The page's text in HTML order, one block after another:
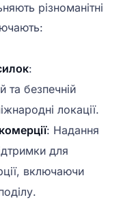
різноманітні
:
та безпечній
локації.
: Надання
для
включаючи